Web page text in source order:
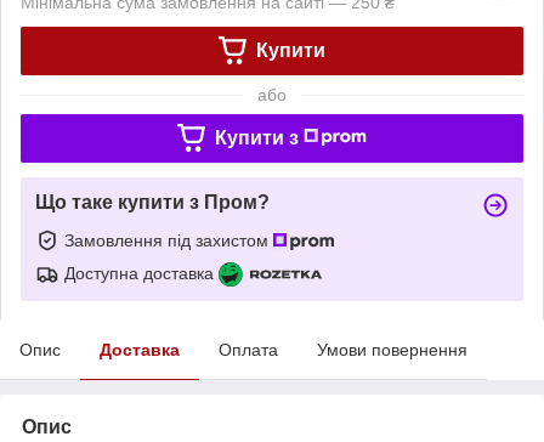
Купити
або
Купити з
Що таке купити з Пром?
Замовлення під захистом
Доступна доставка
Опис Доставка Оплата Умови повернення
Опис